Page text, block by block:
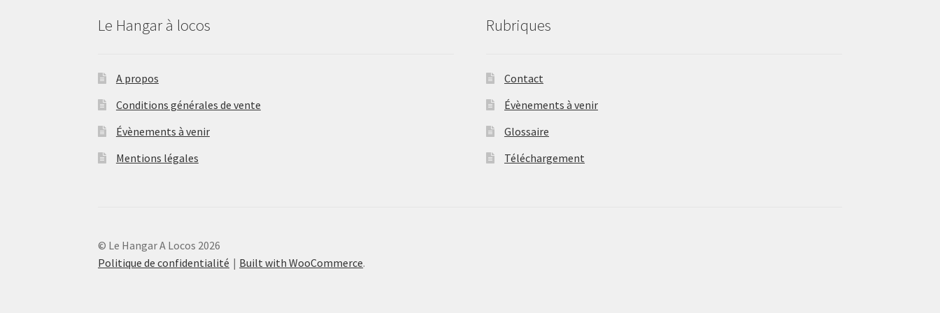
Le Hangar à locos
A propos
Conditions générales de vente
Évènements à venir
Mentions légales
Rubriques
Contact
Évènements à venir
Glossaire
Téléchargement
© Le Hangar A Locos 2026
Politique de confidentialité
Built with WooCommerce.